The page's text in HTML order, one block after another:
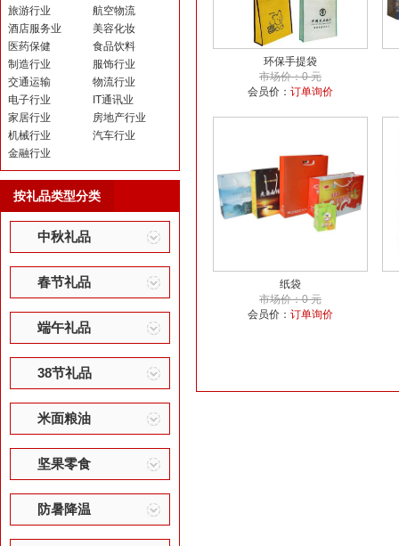
旅游行业
航空物流
酒店服务业
美容化妆
医药保健
食品饮料
制造行业
服饰行业
交通运输
物流行业
电子行业
IT通讯业
家居行业
房地产行业
机械行业
汽车行业
金融行业
按礼品类型分类
中秋礼品
春节礼品
端午礼品
38节礼品
米面粮油
坚果零食
防暑降温
环保手提袋
市场价：0 元
会员价： 订单询价
纸袋
市场价：0 元
会员价： 订单询价